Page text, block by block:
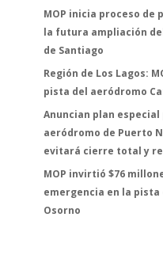
MOP inicia proceso
la futura ampliación
de Santiago
Región de Los Lagos:
pista del aeródromo
Anuncian plan
aeródromo de Puerto
evitará cierre total y
MOP invirtió $76
emergencia en la pista
Osorno